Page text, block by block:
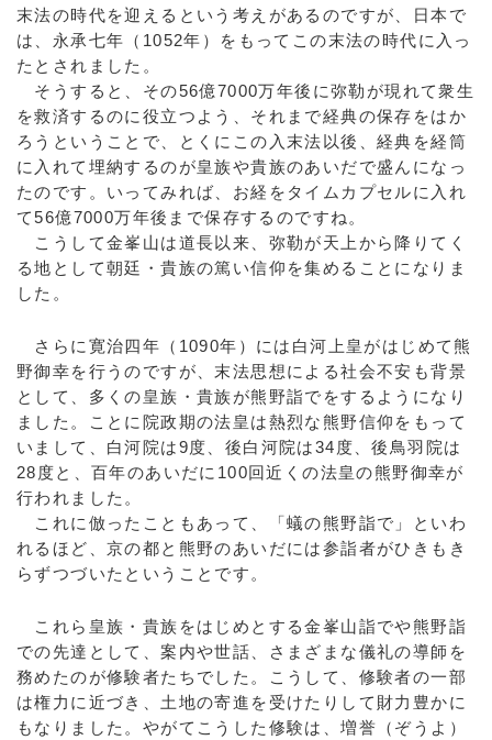
末法の時代を迎えるという考えがあるのですが、日本で
は、永承七年（1052年）をもってこの末法の時代に入っ
たとされました。
そうすると、その56億7000万年後に弥勒が現れて衆生
を救済するのに役立つよう、それまで経典の保存をはか
ろうということで、とくにこの入末法以後、経典を経筒
に入れて埋納するのが皇族や貴族のあいだで盛んになっ
たのです。いってみれば、お経をタイムカプセルに入れ
て56億7000万年後まで保存するのですね。
こうして金峯山は道長以来、弥勒が天上から降りてく
る地として朝廷・貴族の篤い信仰を集めることになりま
した。
さらに寛治四年（1090年）には白河上皇がはじめて熊
野御幸を行うのですが、末法思想による社会不安も背景
として、多くの皇族・貴族が熊野詣でをするようになり
ました。ことに院政期の法皇は熱烈な熊野信仰をもって
いまして、白河院は9度、後白河院は34度、後鳥羽院は
28度と、百年のあいだに100回近くの法皇の熊野御幸が
行われました。
これに倣ったこともあって、「蟻の熊野詣で」といわ
れるほど、京の都と熊野のあいだには参詣者がひきもき
らずつづいたということです。
これら皇族・貴族をはじめとする金峯山詣でや熊野詣
での先達として、案内や世話、さまざまな儀礼の導師を
務めたのが修験者たちでした。こうして、修験者の一部
は権力に近づき、土地の寄進を受けたりして財力豊かに
もなりました。やがてこうした修験は、増誉（ぞうよ）